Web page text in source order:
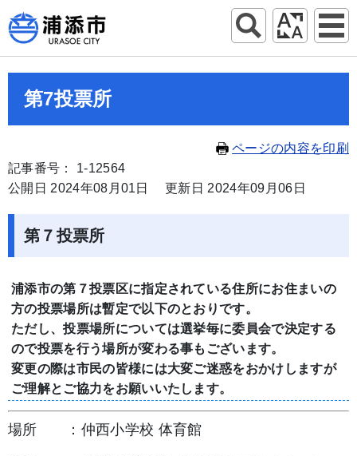
第7投票所
ページの内容を印刷
記事番号： 1-12564
公開日 2024年08月01日
更新日 2024年09月06日
第７投票所
浦添市の第７投票区に指定されている住所にお住まいの
方の投票場所は暫定で以下のとおりです。
ただし、投票場所については選挙毎に委員会で決定する
ので投票を行う場所が変わる事もございます。
変更の際は市民の皆様には大変ご迷惑をおかけしますが
ご理解とご協力をお願いいたします。
場所 ：仲西小学校 体育館